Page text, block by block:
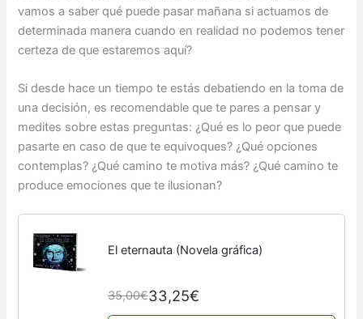
vamos a saber qué puede pasar mañana si actuamos de
determinada manera cuando en realidad no podemos tener
certeza de que estaremos aquí?
Si desde hace un tiempo te estás debatiendo en la toma de
una decisión, es recomendable que te pares a pensar y
medites sobre estas preguntas: ¿Qué es lo peor que puede
pasarte en caso de que te equivoques? ¿Qué opciones
contemplas? ¿Qué camino te motiva más? ¿Qué camino te
produce emociones que te ilusionan?
El eternauta (Novela gráfica)
35,00€33,25€